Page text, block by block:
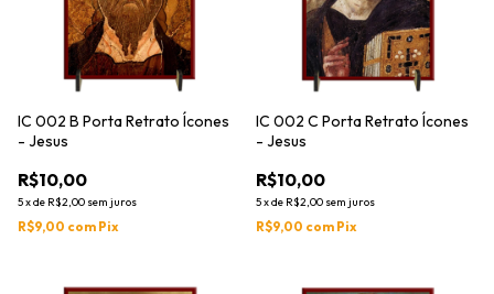
IC 002 B Porta Retrato Ícones
- Jesus
R$10,00
5xde R$2,00 sem juros
R$9,00 com Pix
IC 002 C Porta Retrato Ícones
- Jesus
R$10,00
5xde R$2,00 sem juros
R$9,00 com Pix